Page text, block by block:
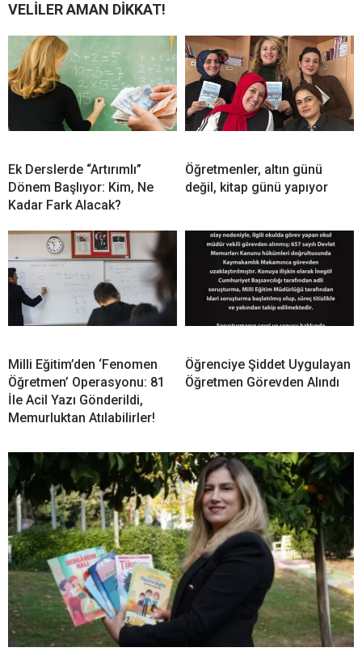
VELİLER AMAN DİKKAT!
Ek Derslerde “Artırımlı”
Dönem Başlıyor: Kim, Ne
Kadar Fark Alacak?
Öğretmenler, altın günü
değil, kitap günü yapıyor
Milli Eğitim’den ‘Fenomen
Öğretmen’ Operasyonu: 81
İle Acil Yazı Gönderildi,
Memurluktan Atılabilirler!
Öğrenciye Şiddet Uygulayan
Öğretmen Görevden Alındı